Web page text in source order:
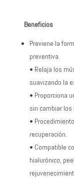
Beneficios
Previene la
preventiva.
• Relaja los
suavizando la
• Proporciona
sin cambiar
•
recuperación.
• Compatible
hialurónico,